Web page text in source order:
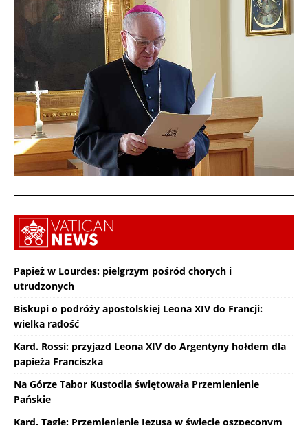
Papież w Lourdes: pielgrzym pośród chorych i
utrudzonych
Biskupi o podróży apostolskiej Leona XIV do Francji:
wielka radość
Kard. Rossi: przyjazd Leona XIV do Argentyny hołdem dla
papieża Franciszka
Na Górze Tabor Kustodia świętowała Przemienienie
Pańskie
Kard. Tagle: Przemienienie Jezusa w świecie oszpeconym